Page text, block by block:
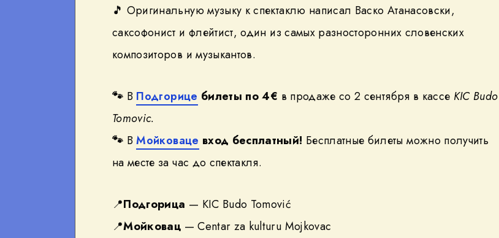
🎵 Оригинальную музыку к спектаклю написал Васко Атанасовски,
саксофонист и флейтист, один из самых разносторонних словенских
композиторов и музыкантов.
🐾 В Подгорице билеты по 4€ в продаже со 2 сентября в кассе KIC Budo
Tomovic.
🐾 ВМойковаце вход бесплатный! Бесплатные билеты можно получить
на месте за час до спектакля.
📍Подгорица — KIC Budo Tomović
📍Мойковац — Centar za kulturu Mojkovac